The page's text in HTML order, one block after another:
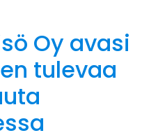
Oy avasi
tulevaa